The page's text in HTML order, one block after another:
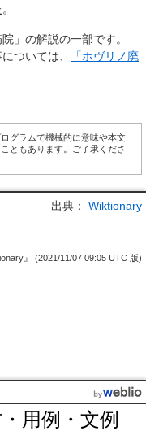
。
」の解説の一部です。
ついては、
「ホヴリノ廃
グラムで機械的に意味や本文
ともあります。ご了承くださ
出典： Wiktionary
』 (2021/11/07 09:05 UTC 版)
用例・文例